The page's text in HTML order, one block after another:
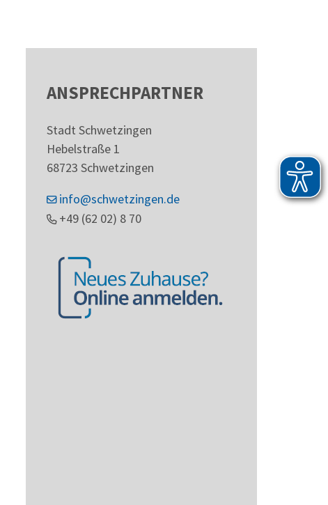
ANSPRECHPARTNER
Stadt Schwetzingen
Hebelstraße 1
68723 Schwetzingen
info@schwetzingen.de
+49 (62 02) 8 70